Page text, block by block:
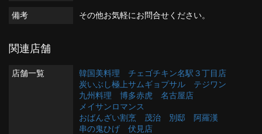
備考 その他お気軽にお問合せください。
関連店舗
店舗一覧
韓国美料理 チェゴチキン名駅３丁目店
炭いぶし極上サムギョプサル テジワン
九州料理 博多赤虎 名古屋店
メイサンロマンス
おばんざい割烹 茂治 別邸 阿羅漢
串の鬼ひげ 伏見店